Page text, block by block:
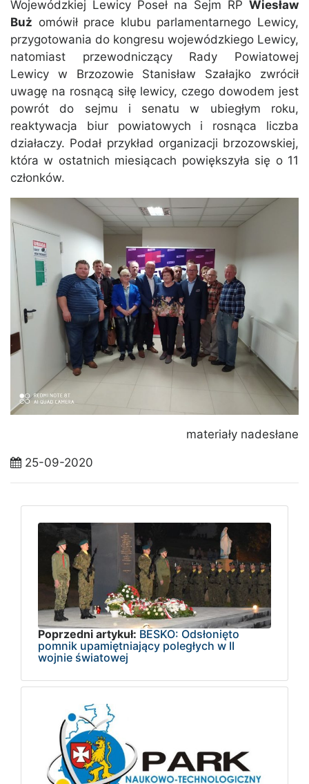
Wojewódzkiej Lewicy Poseł na Sejm RP Wiesław
Buż omówił prace klubu parlamentarnego Lewicy,
przygotowania do kongresu wojewódzkiego Lewicy,
natomiast przewodniczący Rady Powiatowej
Lewicy w Brzozowie Stanisław Szałajko zwrócił
uwagę na rosnącą siłę lewicy, czego dowodem jest
powrót do sejmu i senatu w ubiegłym roku,
reaktywacja biur powiatowych i rosnąca liczba
działaczy. Podał przykład organizacji brzozowskiej,
która w ostatnich miesiącach powiększyła się o 11
członków.
materiały nadesłane
25-09-2020
Poprzedni artykuł: BESKO: Odsłonięto
pomnik upamiętniający poległych w II
wojnie światowej